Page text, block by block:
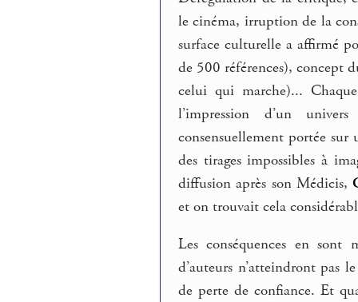
le cinéma, irruption de la
surface culturelle a affirmé
de 500 références), concept
celui qui marche)...
l’impression d’un
consensuellement portée
des tirages impossibles à
diffusion après son Médicis,
et on trouvait cela
Les conséquences en
d’auteurs n’atteindront pas
de perte de confiance. Et